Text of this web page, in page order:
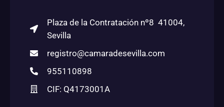
Plaza de la Contratación nº8 41004,
Sevilla
registro@camaradesevilla.com
955110898
CIF: Q4173001A